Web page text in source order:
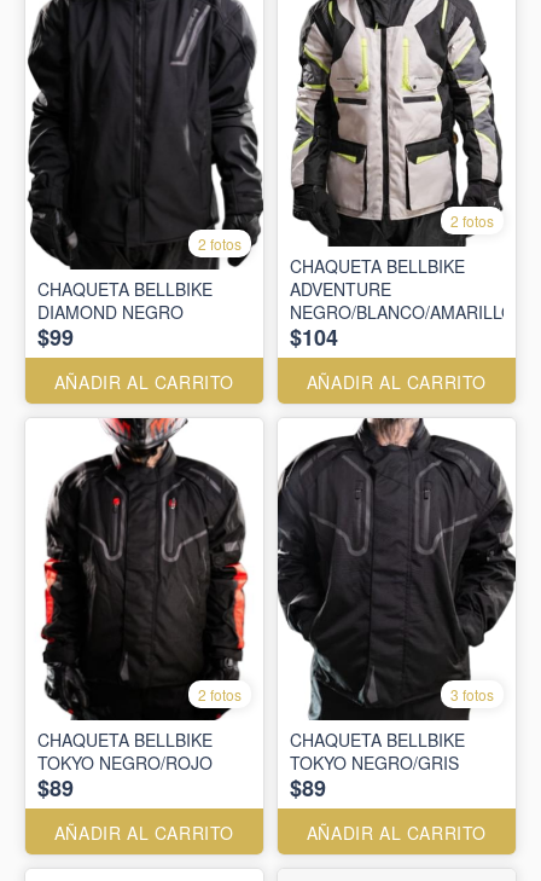
2 fotos
CHAQUETA BELLBIKE
DIAMOND NEGRO
$99
AÑADIR AL CARRITO
2 fotos
CHAQUETA BELLBIKE
ADVENTURE
NEGRO/BLANCO/AMARILLO
$104
AÑADIR AL CARRITO
2 fotos
CHAQUETA BELLBIKE
TOKYO NEGRO/ROJO
$89
AÑADIR AL CARRITO
3 fotos
CHAQUETA BELLBIKE
TOKYO NEGRO/GRIS
$89
AÑADIR AL CARRITO